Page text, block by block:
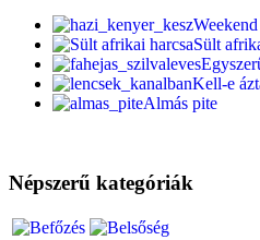
Sült
Kell-e
Almás pite
Népszerű kategóriák